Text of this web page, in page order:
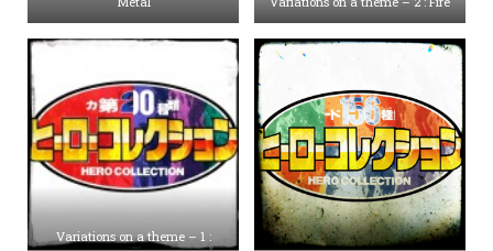
Variations on a theme – 1 :